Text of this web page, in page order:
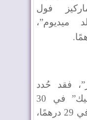
فول
ميديوم”،
.
فقد حُدد
ثمن علبة “ماركيز كلاسيك” في 30
درهمًا، و“ماركيز أنونس” في 29 درهمًا،